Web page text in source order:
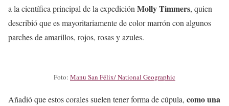
a la científica principal de la expedición Molly Timmers, quien
describió que es mayoritariamente de color marrón con algunos
parches de amarillos, rojos, rosas y azules.
Foto: Manu San Félix/ National Geographic
Añadió que estos corales suelen tener forma de cúpula, como una